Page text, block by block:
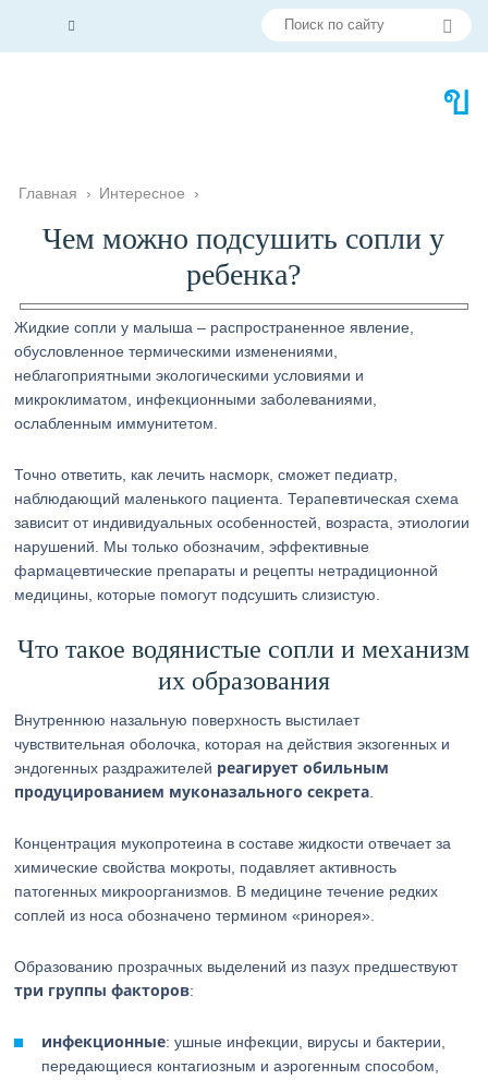
Главная › Интересное ›
Чем можно подсушить сопли у
ребенка?
Жидкие сопли у малыша – распространенное явление,
обусловленное термическими изменениями,
неблагоприятными экологическими условиями и
микроклиматом, инфекционными заболеваниями,
ослабленным иммунитетом.
Точно ответить, как лечить насморк, сможет педиатр,
наблюдающий маленького пациента. Терапевтическая схема
зависит от индивидуальных особенностей, возраста, этиологии
нарушений. Мы только обозначим, эффективные
фармацевтические препараты и рецепты нетрадиционной
медицины, которые помогут подсушить слизистую.
Что такое водянистые сопли и механизм
их образования
Внутреннюю назальную поверхность выстилает
чувствительная оболочка, которая на действия экзогенных и
эндогенных раздражителей реагирует обильным
продуцированием муконазального секрета
Концентрация мукопротеина в составе жидкости отвечает за
химические свойства мокроты, подавляет активность
патогенных микроорганизмов. В медицине течение редких
соплей из носа обозначено термином «ринорея».
Образованию прозрачных выделений из пазух предшествуют
три группы факторов:
инфекционные: ушные инфекции, вирусы и бактерии,
передающиеся контагиозным и аэрогенным способом,